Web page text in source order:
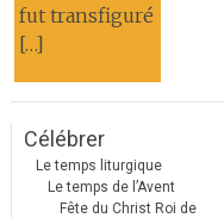
fut transfiguré
[…]
Célébrer
Le temps liturgique
Le temps de l’Avent
Fête du Christ Roi de